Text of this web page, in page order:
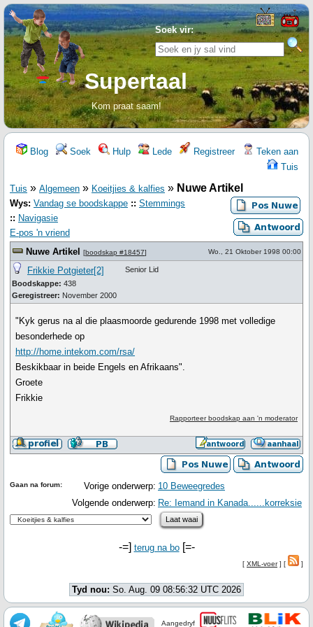
Soek vir:
Supertaal
Kom praat saam!
Blog Soek Hulp Lede Registreer
Teken aan
Tuis
Tuis » Algemeen » Koeitjies & kalfies » Nuwe Artikel
Wys: Vandag se boodskappe :: Stemmings
:: Navigasie
E-pos 'n vriend
Nuwe Artikel
[boodskap #18457] Wo., 21 Oktober 1998 00:00
Frikkie Potgieter[2]
Boodskappe: 438
Geregistreer: November 2000
Senior Lid
"Kyk gerus na al die plaasmoorde gedurende 1998 met volledige
besonderhede op
http://home.intekom.com/rsa/
Beskikbaar in beide Engels en Afrikaans".
Groete
Frikkie
Rapporteer boodskap aan 'n moderator
Vorige onderwerp: 10 Beweegredes
Volgende onderwerp: Re: Iemand in Kanada......korreksie
Gaan na forum:
-=] terug na bo[=-
[ XML-voer] [ ]
Tyd nou: So. Aug. 09 08:56:32 UTC 2026
Aangedryf